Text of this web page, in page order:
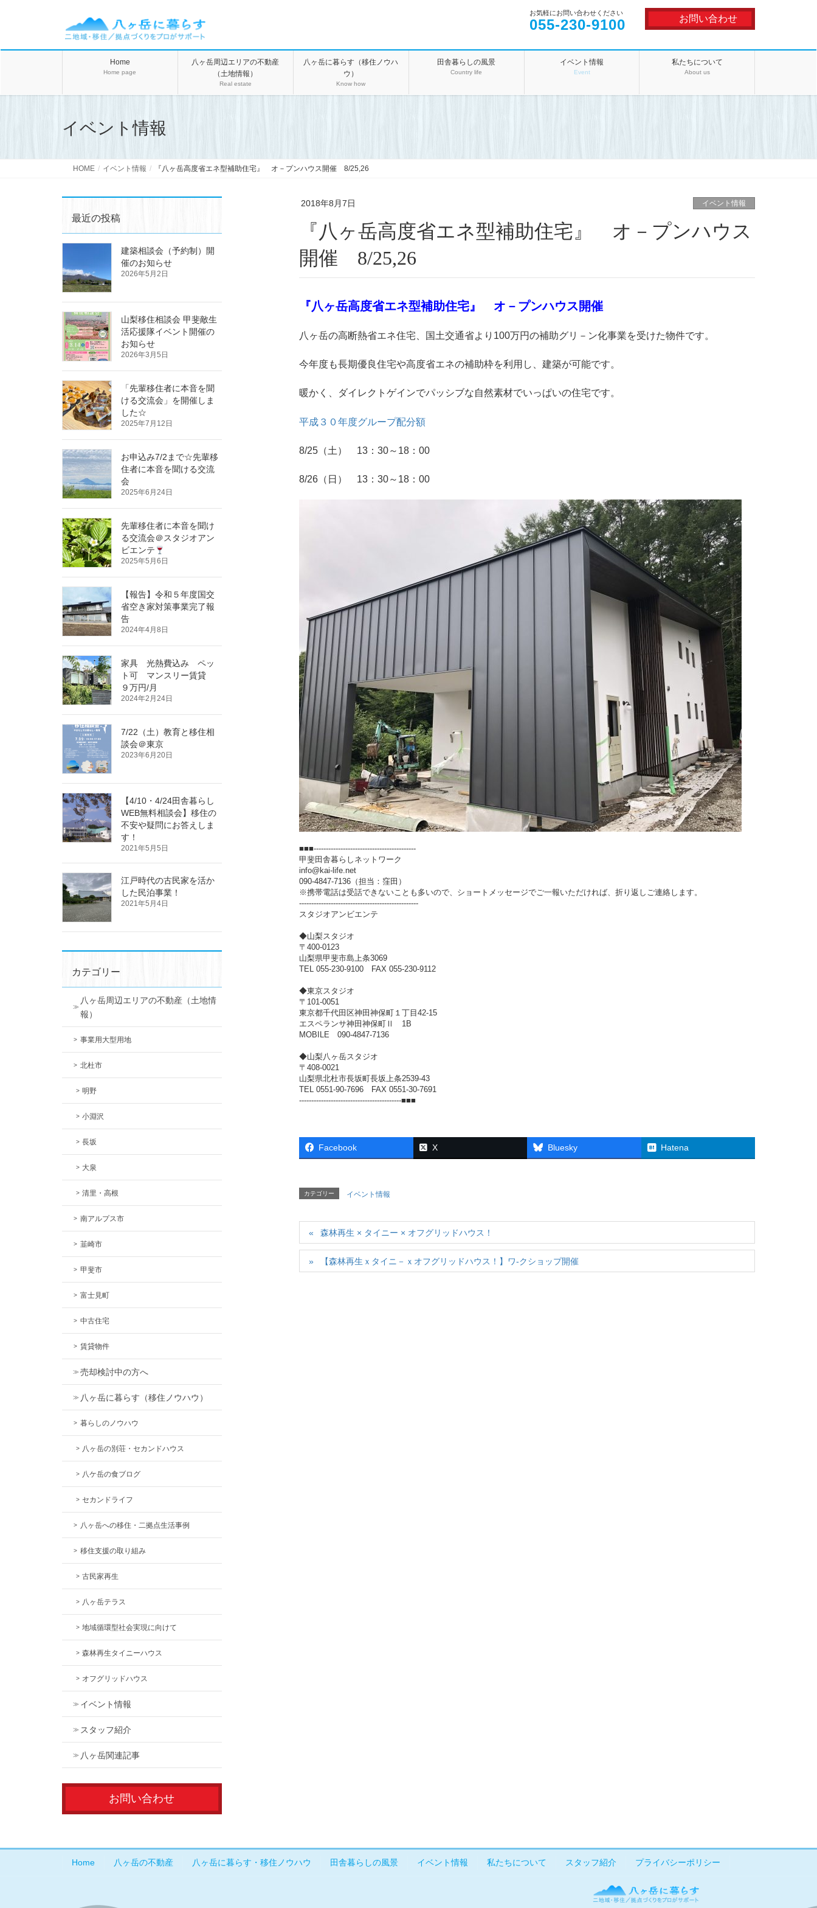
お気軽にお問い合わせください
055-230-9100 お問い合わせ
Home
Home page
八ヶ岳周辺エリアの不動産
（土地情報）
Real estate
八ヶ岳に暮らす（移住ノウハ
ウ）
Know how
田舎暮らしの風景
Country life
イベント情報
Event
私たちについて
About us
イベント情報
HOME イベント情報 『八ヶ岳高度省エネ型補助住宅』 オ－プンハウス開催 8/25,26
2018年8月7日 イベント情報
『八ヶ岳高度省エネ型補助住宅』 オ－プンハウス
開催 8/25,26
『八ヶ岳高度省エネ型補助住宅』 オ－プンハウス開催
八ヶ岳の高断熱省エネ住宅、国土交通省より100万円の補助グリ－ン化事業を受けた物件です。
今年度も長期優良住宅や高度省エネの補助枠を利用し、建築が可能です。
暖かく、ダイレクトゲインでパッシブな自然素材でいっぱいの住宅です。
平成３０年度グループ配分額
8/25（土） 13：30～18：00
8/26（日） 13：30～18：00
■■■------------------------------------------
甲斐田舎暮らしネットワーク
info@kai-life.net
090-4847-7136（担当：窪田）
※携帯電話は受話できないことも多いので、ショートメッセージでご一報いただければ、折り返しご連絡します。
-------------------------------------------------
スタジオアンビエンテ
◆山梨スタジオ
〒400-0123
山梨県甲斐市島上条3069
TEL 055-230-9100 FAX 055-230-9112
◆東京スタジオ
〒101-0051
東京都千代田区神田神保町１丁目42-15
エスペランサ神田神保町Ⅱ 1B
MOBILE 090-4847-7136
◆山梨八ヶ岳スタジオ
〒408-0021
山梨県北杜市長坂町長坂上条2539-43
TEL 0551-90-7696 FAX 0551-30-7691
------------------------------------------■■■
Facebook X Bluesky Hatena
カテゴリー イベント情報
森林再生 × タイニー × オフグリッドハウス！
【森林再生ｘタイニ－ｘオフグリッドハウス！】ワ-クショップ開催
最近の投稿
建築相談会（予約制）開
催のお知らせ
2026年5月2日
山梨移住相談会 甲斐敵生
活応援隊イベント開催の
お知らせ
2026年3月5日
「先輩移住者に本音を聞
ける交流会」を開催しま
した☆
2025年7月12日
お申込み7/2まで☆先輩移
住者に本音を聞ける交流
会
2025年6月24日
先輩移住者に本音を聞け
る交流会＠スタジオアン
ビエンテ
2025年5月6日
【報告】令和５年度国交
省空き家対策事業完了報
告
2024年4月8日
家具 光熱費込み ペッ
ト可 マンスリー賃貸
９万円/月
2024年2月24日
7/22（土）教育と移住相
談会＠東京
2023年6月20日
【4/10・4/24田舎暮らし
WEB無料相談会】移住の
不安や疑問にお答えしま
す！
2021年5月5日
江戸時代の古民家を活か
した民泊事業！
2021年5月4日
カテゴリー
八ヶ岳周辺エリアの不動産（土地情
報）
事業用大型用地
北杜市
明野
小淵沢
長坂
大泉
清里・高根
南アルプス市
韮崎市
甲斐市
富士見町
中古住宅
賃貸物件
売却検討中の方へ
八ヶ岳に暮らす（移住ノウハウ）
暮らしのノウハウ
八ヶ岳の別荘・セカンドハウス
八ケ岳の食ブログ
セカンドライフ
八ヶ岳への移住・二拠点生活事例
移住支援の取り組み
古民家再生
八ヶ岳テラス
地域循環型社会実現に向けて
森林再生タイニーハウス
オフグリッドハウス
イベント情報
スタッフ紹介
八ヶ岳関連記事
お問い合わせ
Home 八ヶ岳の不動産 八ヶ岳に暮らす・移住ノウハウ 田舎暮らしの風景 イベント情報 私たちについて スタッフ紹介 プライバシーポリシー